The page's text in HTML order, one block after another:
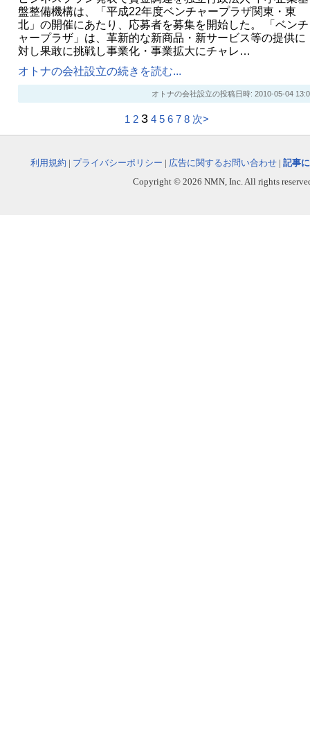
盤整備機構は、「平成22年度ベンチャープラザ関東・東
北」の開催にあたり、応募者を募集を開始した。 「ベンチ
ャープラザ」は、革新的な新商品・新サービス等の提供に
対し果敢に挑戦し事業化・事業拡大にチャレ…
オトナの会社設立の続きを読む...
オトナの会社設立の投稿日時: 2010-05-04
1 2 3 4 5 6 7 8 次>
利用規約 | プライバシーポリシー | 広告に関するお問い合わせ | 記事
Copyright © 2026 NMN, Inc. All rights